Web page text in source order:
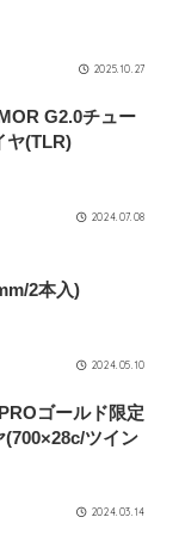
2025.10.27
G2.0チュー
ヤ(TLR)
2024.07.08
2本入)
2024.05.10
ゴールド限定
ツイン
2024.03.14